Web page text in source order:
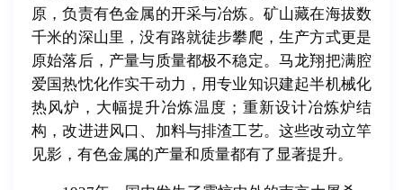
原，负责有色金属的开采与冶炼。矿山藏在海拔数
千米的深山里，没有路就徒步攀爬，生产方式更是
原始落后，产量与质量都极不稳定。马龙翔把满腔
爱国热忱化作实干动力，用专业知识建起半机械化
热风炉，大幅提升冶炼温度；重新设计冶炼炉结
构，改进进风口、加料与排渣工艺。这些改动立竿
见影，有色金属的产量和质量都有了显著提升。